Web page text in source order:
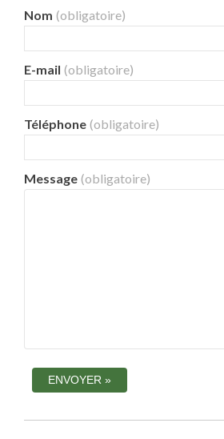
Nom (obligatoire)
E-mail (obligatoire)
Téléphone (obligatoire)
Message (obligatoire)